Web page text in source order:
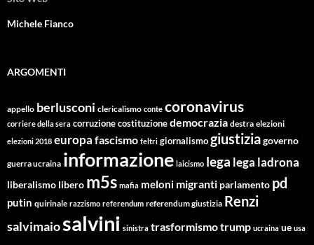
Michele Fianco
ARGOMENTI
appello berlusconi clericalismo conte coronavirus
corriere della sera corruzionecostituzionedemocrazia destra elezioni
elezioni 2018 europa fascismo feltri giornalismogiustiziagoverno
guerra ucraina informazione laicismo lega lega ladrona
liberalismo libero m5s mafia meloni migranti parlamento pd
putin quirinale razzismo referendum referendum giustizia Renzi
salvimaiosalvini sinistra trasformismotrump ucraina ue usa